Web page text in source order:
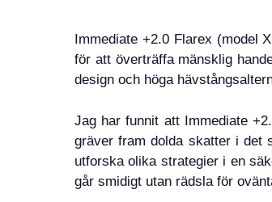
Immediate +2.0 Flarex (model
för att överträffa mänsklig
design och höga
Jag har funnit att Immediate
gräver fram dolda skatter i det
utforska olika strategier i en
går smidigt utan rädsla för